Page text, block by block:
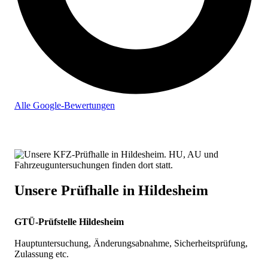
Alle Google-Bewertungen
Unsere Prüfhalle in Hildesheim
GTÜ-Prüfstelle Hildesheim
Hauptuntersuchung, Änderungsabnahme, Sicherheitsprüfung,
Zulassung etc.